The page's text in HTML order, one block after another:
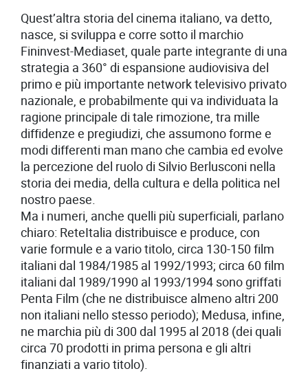
Quest’altra storia del cinema italiano, va detto,
nasce, si sviluppa e corre sotto il marchio
Fininvest-Mediaset, quale parte integrante di una
strategia a 360° di espansione audiovisiva del
primo e più importante network televisivo privato
nazionale, e probabilmente qui va individuata la
ragione principale di tale rimozione, tra mille
diffidenze e pregiudizi, che assumono forme e
modi differenti man mano che cambia ed evolve
la percezione del ruolo di Silvio Berlusconi nella
storia dei media, della cultura e della politica nel
nostro paese.
Ma i numeri, anche quelli più superficiali, parlano
chiaro: ReteItalia distribuisce e produce, con
varie formule e a vario titolo, circa 130-150 film
italiani dal 1984/1985 al 1992/1993; circa 60 film
italiani dal 1989/1990 al 1993/1994 sono griffati
Penta Film (che ne distribuisce almeno altri 200
non italiani nello stesso periodo); Medusa, infine,
ne marchia più di 300 dal 1995 al 2018 (dei quali
circa 70 prodotti in prima persona e gli altri
finanziati a vario titolo).